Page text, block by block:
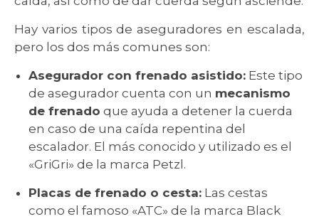
Hay varios tipos de aseguradores en escalada,
pero los dos más comunes son:
Asegurador con frenado asistido: Este tipo
de asegurador cuenta con un mecanismo
de frenado que ayuda a detener la cuerda
en caso de una caída repentina del
escalador. El más conocido y utilizado es el
«GriGri» de la marca Petzl.
Placas de frenado o cesta: Las cestas
como el famoso «ATC» de la marca Black